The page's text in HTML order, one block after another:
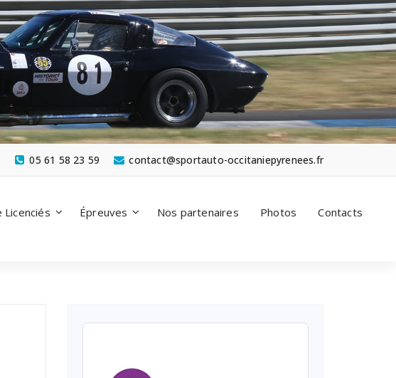
contact@sportauto-occitaniepyrenees.fr
05 61 58 23 59
Licenciés Épreuves Nos partenaires Photos Contacts